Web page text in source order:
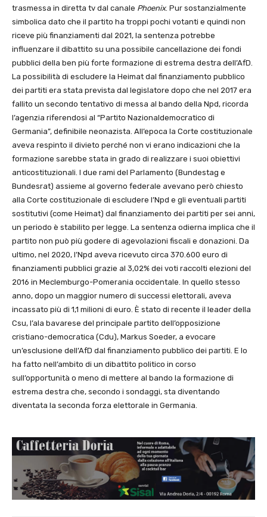
trasmessa in diretta tv dal canale Phoenix. Pur sostanzialmente
simbolica dato che il partito ha troppi pochi votanti e quindi non
riceve più finanziamenti dal 2021, la sentenza potrebbe
influenzare il dibattito su una possibile cancellazione dei fondi
pubblici della ben più forte formazione di estrema destra dell’AfD.
La possibilità di escludere la Heimat dal finanziamento pubblico
dei partiti era stata prevista dal legislatore dopo che nel 2017 era
fallito un secondo tentativo di messa al bando della Npd, ricorda
l’agenzia riferendosi al “Partito Nazionaldemocratico di
Germania”, definibile neonazista. All’epoca la Corte costituzionale
aveva respinto il divieto perché non vi erano indicazioni che la
formazione sarebbe stata in grado di realizzare i suoi obiettivi
anticostituzionali. I due rami del Parlamento (Bundestag e
Bundesrat) assieme al governo federale avevano però chiesto
alla Corte costituzionale di escludere l’Npd e gli eventuali partiti
sostitutivi (come Heimat) dal finanziamento dei partiti per sei anni,
un periodo è stabilito per legge. La sentenza odierna implica che il
partito non può più godere di agevolazioni fiscali e donazioni. Da
ultimo, nel 2020, l’Npd aveva ricevuto circa 370.600 euro di
finanziamenti pubblici grazie al 3,02% dei voti raccolti elezioni del
2016 in Meclemburgo-Pomerania occidentale. In quello stesso
anno, dopo un maggior numero di successi elettorali, aveva
incassato più di 1,1 milioni di euro. È stato di recente il leader della
Csu, l’ala bavarese del principale partito dell’opposizione
cristiano-democratica (Cdu), Markus Soeder, a evocare
un’esclusione dell’AfD dal finanziamento pubblico dei partiti. E lo
ha fatto nell’ambito di un dibattito politico in corso
sull’opportunità o meno di mettere al bando la formazione di
estrema destra che, secondo i sondaggi, sta diventando
diventata la seconda forza elettorale in Germania.